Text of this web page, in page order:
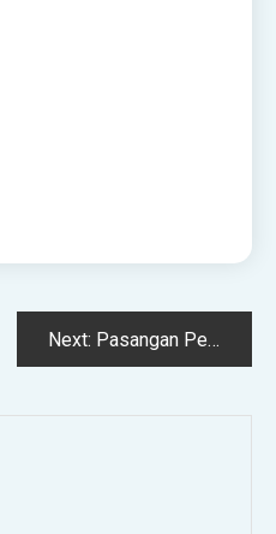
Next: Pasangan Pengantin Tular Dapat Hadiah Istimewa Dari Sultan & Tengku Ampuan Pahang